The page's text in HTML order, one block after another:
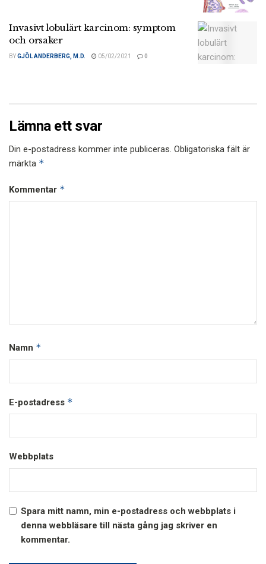
Invasivt lobulärt karcinom: symptom
och orsaker
BYGJÖL ANDERBERG, M.D. 05/02/2021 0
Lämna ett svar
Din e-postadress kommer inte publiceras. Obligatoriska fält är
märkta *
Kommentar *
Namn *
E-postadress *
Webbplats
Spara mitt namn, min e-postadress och webbplats i
denna webbläsare till nästa gång jag skriver en
kommentar.